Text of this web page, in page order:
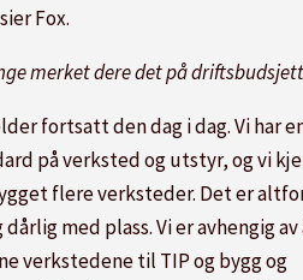
Fox.
merket dere det på
fortsatt den dag i dag. Vi har
på verksted og utstyr, og vi
flere verksteder. Det er
med plass. Vi er avhengig av
verkstedene til TIP og bygg og